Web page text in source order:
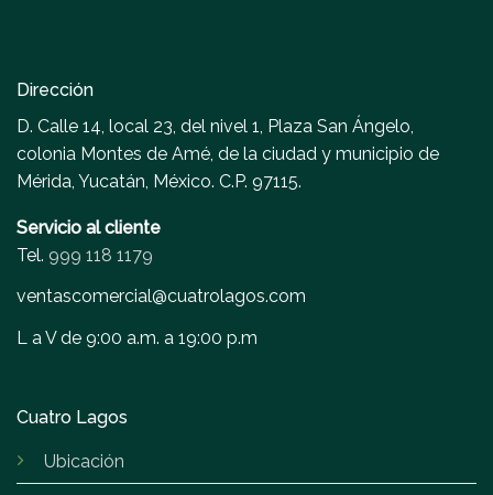
Dirección
D. Calle 14, local 23, del nivel 1, Plaza San Ángelo,
colonia Montes de Amé, de la ciudad y municipio de
Mérida, Yucatán, México. C.P. 97115.
Servicio al cliente
Tel. 999 118 1179
ventascomercial@cuatrolagos.com
L a V de 9:00 a.m. a 19:00 p.m
Cuatro Lagos
Ubicación